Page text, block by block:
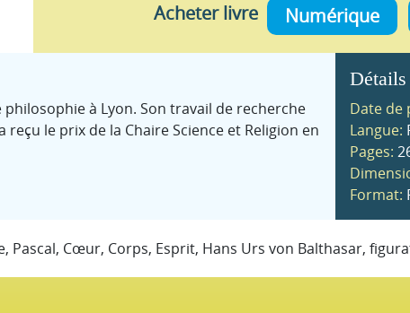
Acheter livre Numérique
Date de
Langue:
Pages:
Format:
philosophie à Lyon. Son travail de recherche
reçu le prix de la Chaire Science et Religion en
Pascal, Cœur, Corps, Esprit, Hans Urs von Balthasar,